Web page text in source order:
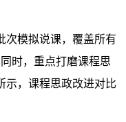
次模拟说课，覆盖所有
时，重点打磨课程思
示，课程思政改进对比